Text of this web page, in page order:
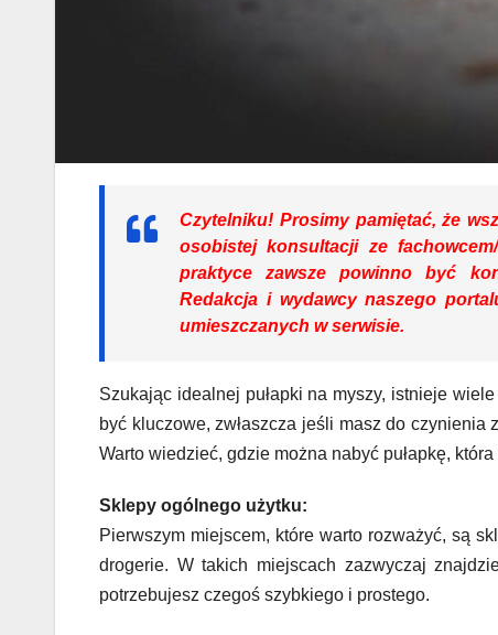
Czytelniku! Prosimy pamiętać, że
osobistej konsultacji ze
praktyce zawsze powinno być
Redakcja i wydawcy naszego
umieszczanych w serwisie.
Szukając idealnej pułapki na myszy, istnieje
być kluczowe, zwłaszcza jeśli masz do
Warto wiedzieć, gdzie można nabyć pułapkę, która
Sklepy ogólnego użytku:
Pierwszym miejscem, które warto rozważyć, są
drogerie. W takich miejscach zazwyczaj
potrzebujesz czegoś szybkiego i prostego.